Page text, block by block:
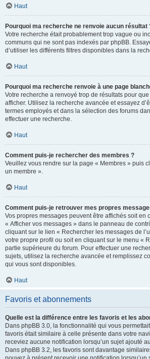
Haut
Pourquoi ma recherche ne renvoie aucun résultat
Votre recherche était probablement trop vague ou
communs qui ne sont pas indexés par phpBB.
d’utiliser les différents filtres disponibles dans la
Haut
Pourquoi ma recherche renvoie à une page
Votre recherche a renvoyé trop de résultats pour
afficher. Utilisez la recherche avancée et essayez
termes employés et dans la sélection des forums
effectuer une recherche.
Haut
Comment puis-je rechercher des membres ?
Veuillez vous rendre sur la page « Membres » puis
un membre ».
Haut
Comment puis-je retrouver mes propres
Vos propres messages peuvent être affichés soit en
« Afficher vos messages » dans le panneau de
cliquant sur le lien « Rechercher les messages de
votre propre profil ou soit en cliquant sur le menu «
partie supérieure du forum. Pour effectuer une
sujets, utilisez la recherche avancée et remplissez
qui vous sont disponibles.
Haut
Favoris et abonnements
Quelle est la différence entre les favoris et les
Dans phpBB 3.0, la fonctionnalité qui vous
favoris était similaire à celle présente dans votre
receviez aucune notification lorsqu’un sujet ajouté
Dans phpBB 3.2, les favoris sont davantage